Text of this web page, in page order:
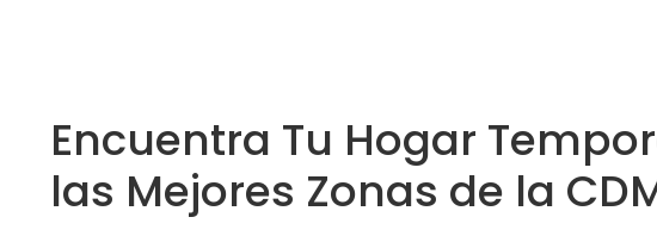
Encuentra Tu Hogar
las Mejores Zonas de la